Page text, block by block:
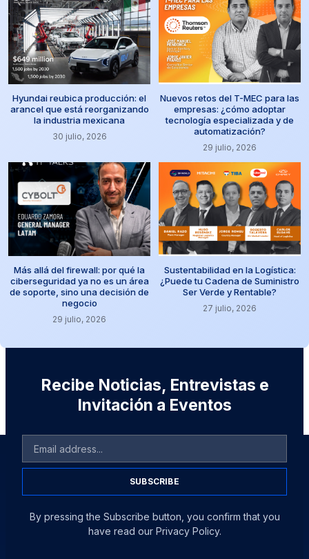
Hyundai reubica producción: el
arancel que está reorganizando
la industria mexicana
30 julio, 2026
Nuevos retos del T-MEC para las
empresas: ¿cómo adoptar
tecnología especializada y de
automatización?
29 julio, 2026
Más allá del firewall: por qué la
ciberseguridad ya no es un área
de soporte, sino una decisión de
negocio
29 julio, 2026
Sustentabilidad en la Logística:
¿Puede tu Cadena de Suministro
Ser Verde y Rentable?
27 julio, 2026
Recibe Noticias, Entrevistas e
Invitación a Eventos
SUBSCRIBE
By pressing the Subscribe button, you confirm that you
have read our Privacy Policy.